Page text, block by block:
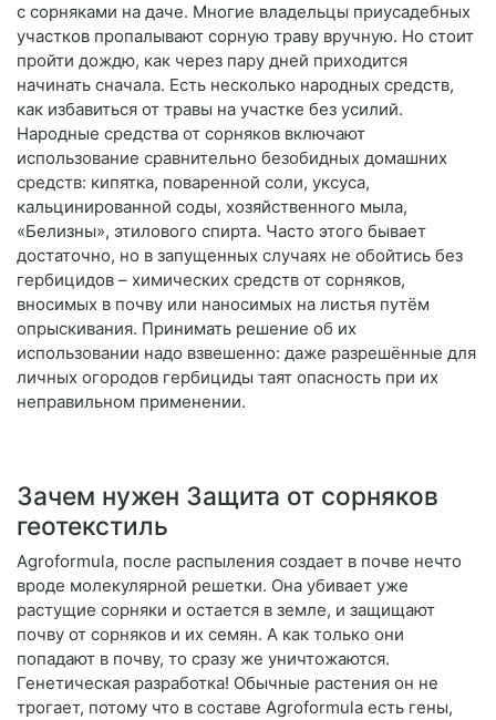
с сорняками на даче. Многие владельцы приусадебных
участков пропалывают сорную траву вручную. Но стоит
пройти дождю, как через пару дней приходится
начинать сначала. Есть несколько народных средств,
как избавиться от травы на участке без усилий.
Народные средства от сорняков включают
использование сравнительно безобидных домашних
средств: кипятка, поваренной соли, уксуса,
кальцинированной соды, хозяйственного мыла,
«Белизны», этилового спирта. Часто этого бывает
достаточно, но в запущенных случаях не обойтись без
гербицидов – химических средств от сорняков,
вносимых в почву или наносимых на листья путём
опрыскивания. Принимать решение об их
использовании надо взвешенно: даже разрешённые для
личных огородов гербициды таят опасность при их
неправильном применении.
Зачем нужен Защита от сорняков
геотекстиль
Agroformula, после распыления создает в почве нечто
вроде молекулярной решетки. Она убивает уже
растущие сорняки и остается в земле, и защищают
почву от сорняков и их семян. А как только они
попадают в почву, то сразу же уничтожаются.
Генетическая разработка! Обычные растения он не
трогает, потому что в составе Agroformula есть гены,